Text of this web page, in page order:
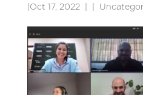
Oct 17, 2022